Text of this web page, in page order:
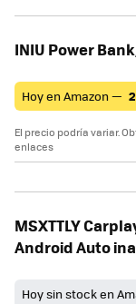
INIU Power
Hoy en Amazon —
El precio podría variar.
enlaces
MSXTTLY
Android Auto
Hoy sin stock en